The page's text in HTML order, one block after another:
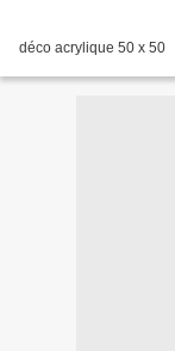
déco acrylique 50 x 50